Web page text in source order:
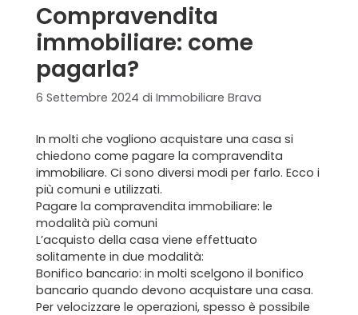
Compravendita
immobiliare: come
pagarla?
6 Settembre 2024 di Immobiliare Brava
In molti che vogliono acquistare una casa si
chiedono come pagare la compravendita
immobiliare. Ci sono diversi modi per farlo. Ecco i
più comuni e utilizzati.
Pagare la compravendita immobiliare: le
modalità più comuni
L’acquisto della casa viene effettuato
solitamente in due modalità:
Bonifico bancario: in molti scelgono il bonifico
bancario quando devono acquistare una casa.
Per velocizzare le operazioni, spesso è possibile